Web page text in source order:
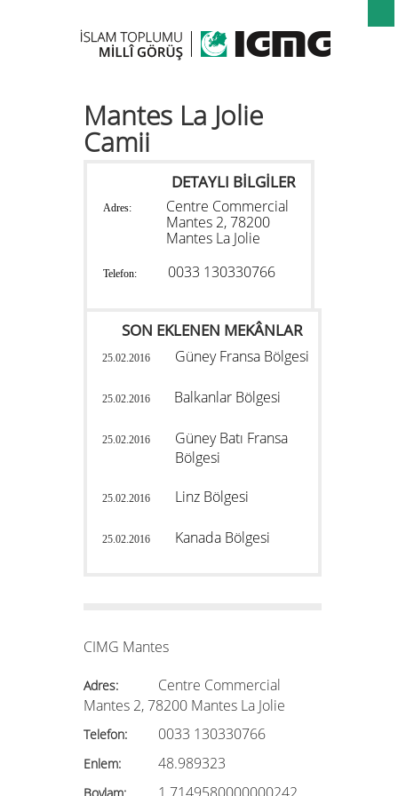
Mantes La Jolie
Camii
DETAYLI BİLGİLER
Adres:
Centre Commercial
Mantes 2, 78200
Mantes La Jolie
Telefon: 0033 130330766
SON EKLENEN MEKÂNLAR
25.02.2016 Güney Fransa Bölgesi
25.02.2016 Balkanlar Bölgesi
25.02.2016
Güney Batı Fransa
Bölgesi
25.02.2016 Linz Bölgesi
25.02.2016 Kanada Bölgesi
CIMG Mantes
Adres:
Centre Commercial
Mantes 2, 78200 Mantes La Jolie
Telefon: 0033 130330766
Enlem: 48.989323